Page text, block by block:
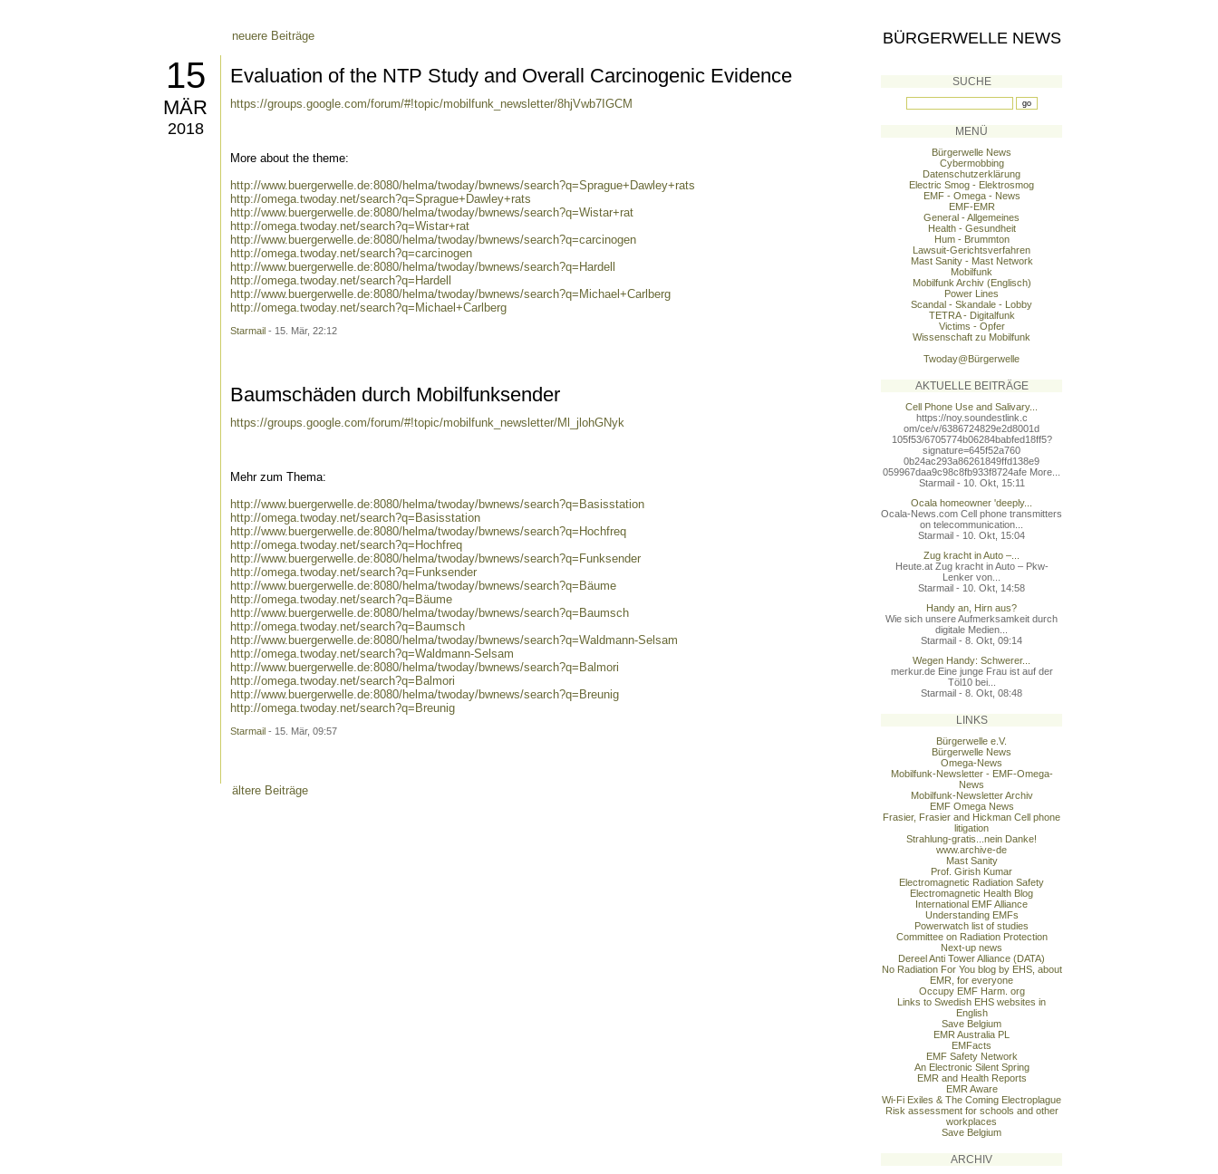
neuere Beiträge
15
MÄR
2018
Evaluation of the NTP Study and Overall Carcinogenic Evidence
https://groups.google.com/forum/#!topic/mobilfunk_newsletter/8hjVwb7IGCM
More about the theme:
http://www.buergerwelle.de:8080/helma/twoday/bwnews/search?q=Sprague+Dawley+rats
http://omega.twoday.net/search?q=Sprague+Dawley+rats
http://www.buergerwelle.de:8080/helma/twoday/bwnews/search?q=Wistar+rat
http://omega.twoday.net/search?q=Wistar+rat
http://www.buergerwelle.de:8080/helma/twoday/bwnews/search?q=carcinogen
http://omega.twoday.net/search?q=carcinogen
http://www.buergerwelle.de:8080/helma/twoday/bwnews/search?q=Hardell
http://omega.twoday.net/search?q=Hardell
http://www.buergerwelle.de:8080/helma/twoday/bwnews/search?q=Michael+Carlberg
http://omega.twoday.net/search?q=Michael+Carlberg
Starmail - 15. Mär, 22:12
Baumschäden durch Mobilfunksender
https://groups.google.com/forum/#!topic/mobilfunk_newsletter/Ml_jlohGNyk
Mehr zum Thema:
http://www.buergerwelle.de:8080/helma/twoday/bwnews/search?q=Basisstation
http://omega.twoday.net/search?q=Basisstation
http://www.buergerwelle.de:8080/helma/twoday/bwnews/search?q=Hochfreq
http://omega.twoday.net/search?q=Hochfreq
http://www.buergerwelle.de:8080/helma/twoday/bwnews/search?q=Funksender
http://omega.twoday.net/search?q=Funksender
http://www.buergerwelle.de:8080/helma/twoday/bwnews/search?q=Bäume
http://omega.twoday.net/search?q=Bäume
http://www.buergerwelle.de:8080/helma/twoday/bwnews/search?q=Baumsch
http://omega.twoday.net/search?q=Baumsch
http://www.buergerwelle.de:8080/helma/twoday/bwnews/search?q=Waldmann-Selsam
http://omega.twoday.net/search?q=Waldmann-Selsam
http://www.buergerwelle.de:8080/helma/twoday/bwnews/search?q=Balmori
http://omega.twoday.net/search?q=Balmori
http://www.buergerwelle.de:8080/helma/twoday/bwnews/search?q=Breunig
http://omega.twoday.net/search?q=Breunig
Starmail - 15. Mär, 09:57
ältere Beiträge
BÜRGERWELLE NEWS
SUCHE
MENÜ
Bürgerwelle News
Cybermobbing
Datenschutzerklärung
Electric Smog - Elektrosmog
EMF - Omega - News
EMF-EMR
General - Allgemeines
Health - Gesundheit
Hum - Brummton
Lawsuit-Gerichtsverfahren
Mast Sanity - Mast Network
Mobilfunk
Mobilfunk Archiv (Englisch)
Power Lines
Scandal - Skandale - Lobby
TETRA - Digitalfunk
Victims - Opfer
Wissenschaft zu Mobilfunk
Twoday@Bürgerwelle
AKTUELLE BEITRÄGE
Cell Phone Use and Salivary...
https://noy.soundestlink.c
om/ce/v/6386724829e2d8001d
105f53/6705774b06284babfed18ff5?
signature=645f52a760
0b24ac293a86261849ffd138e9
059967daa9c98c8fb933f8724afe More...
Starmail - 10. Okt, 15:11
Ocala homeowner 'deeply...
Ocala-News.com Cell phone transmitters
on telecommunication...
Starmail - 10. Okt, 15:04
Zug kracht in Auto –...
Heute.at Zug kracht in Auto – Pkw-
Lenker von...
Starmail - 10. Okt, 14:58
Handy an, Hirn aus?
Wie sich unsere Aufmerksamkeit durch
digitale Medien...
Starmail - 8. Okt, 09:14
Wegen Handy: Schwerer...
merkur.de Eine junge Frau ist auf der
Töl10 bei...
Starmail - 8. Okt, 08:48
LINKS
Bürgerwelle e.V.
Bürgerwelle News
Omega-News
Mobilfunk-Newsletter - EMF-Omega-
News
Mobilfunk-Newsletter Archiv
EMF Omega News
Frasier, Frasier and Hickman Cell phone
litigation
Strahlung-gratis...nein Danke!
www.archive-de
Mast Sanity
Prof. Girish Kumar
Electromagnetic Radiation Safety
Electromagnetic Health Blog
International EMF Alliance
Understanding EMFs
Powerwatch list of studies
Committee on Radiation Protection
Next-up news
Dereel Anti Tower Alliance (DATA)
No Radiation For You blog by EHS, about
EMR, for everyone
Occupy EMF Harm. org
Links to Swedish EHS websites in
English
Save Belgium
EMR Australia PL
EMFacts
EMF Safety Network
An Electronic Silent Spring
EMR and Health Reports
EMR Aware
Wi-Fi Exiles & The Coming Electroplague
Risk assessment for schools and other
workplaces
Save Belgium
ARCHIV